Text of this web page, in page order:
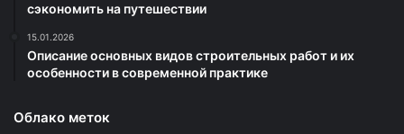
сэкономить на путешествии
15.01.2026
Описание основных видов строительных работ и их
особенности в современной практике
Облако меток